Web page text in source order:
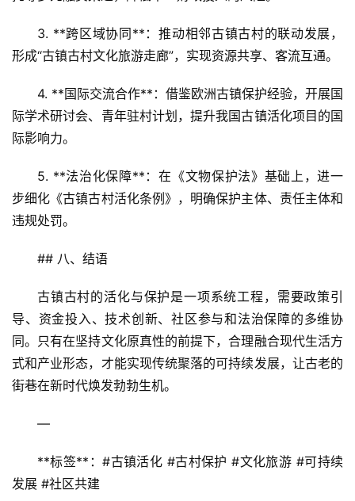
3. **跨区域协同**：推动相邻古镇古村的联动发展，
4. **国际交流合作**：借鉴欧洲古镇保护经验，开展国
际学术研讨会、青年驻村计划，提升我国古镇活化项目的国
际影响力。
5. **法治化保障**：在《文物保护法》基础上，进一
步细化《古镇古村活化条例》，明确保护主体、责任主体和
违规处罚。
## 八、结语
古镇古村的活化与保护是一项系统工程，需要政策引
导、资金投入、技术创新、社区参与和法治保障的多维协
同。只有在坚持文化原真性的前提下，合理融合现代生活方
式和产业形态，才能实现传统聚落的可持续发展，让古老的
街巷在新时代焕发勃勃生机。
—
**标签**：#古镇活化 #古村保护 #文化旅游 #可持续
发展 #社区共建